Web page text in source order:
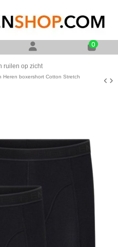
0
uur besteld zelfde dag verzonden
Heren boxershort Cotton Stretch